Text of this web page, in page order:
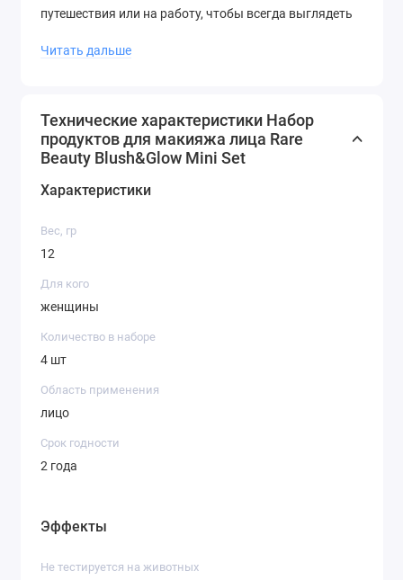
путешествия или на работу, чтобы всегда выглядеть
естественного до яркого и выразительного. Не
упустите возможность попробовать эти уникальные
продукты от Rare Beauty и стать обладательницей
идеального макияжа!
Читать дальше
Технические характеристики Набор
продуктов для макияжа лица Rare
Beauty Blush&Glow Mini Set
Характеристики
Вес, гр
12
Для кого
женщины
Количество в наборе
4 шт
Область применения
лицо
Срок годности
2 года
Эффекты
Не тестируется на животных